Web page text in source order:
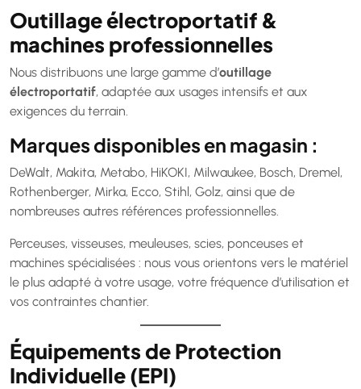
Outillage électroportatif &
machines professionnelles
Nous distribuons une large gamme d’outillage
électroportatif, adaptée aux usages intensifs et aux
exigences du terrain.
Marques disponibles en magasin :
DeWalt, Makita, Metabo, HiKOKI, Milwaukee, Bosch, Dremel,
Rothenberger, Mirka, Ecco, Stihl, Golz, ainsi que de
nombreuses autres références professionnelles.
Perceuses, visseuses, meuleuses, scies, ponceuses et
machines spécialisées : nous vous orientons vers le matériel
le plus adapté à votre usage, votre fréquence d’utilisation et
vos contraintes chantier.
Équipements de Protection
Individuelle (EPI)